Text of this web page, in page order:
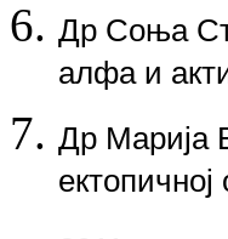
Др Соња
алфа и
Др Марија